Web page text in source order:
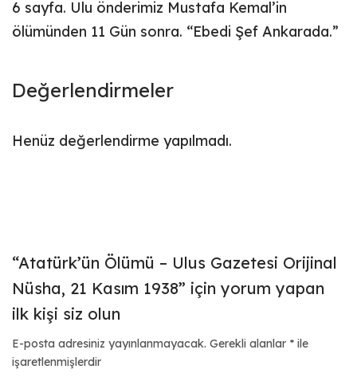
6 sayfa. Ulu önderimiz Mustafa Kemal’in
ölümünden 11 Gün sonra. “Ebedi Şef Ankarada.”
Değerlendirmeler
Henüz değerlendirme yapılmadı.
“Atatürk’ün Ölümü – Ulus Gazetesi Orijinal
Nüsha, 21 Kasım 1938” için yorum yapan
ilk kişi siz olun
E-posta adresiniz yayınlanmayacak. Gerekli alanlar * ile
işaretlenmişlerdir